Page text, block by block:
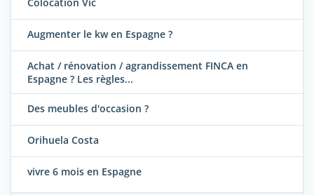
Augmenter le kw en Espagne ?
Achat / rénovation / agrandissement FINCA en
Espagne ? Les règles...
Des meubles d'occasion ?
Orihuela Costa
vivre 6 mois en Espagne